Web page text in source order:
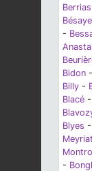
-
Bidon -
Billy -
Blacé -
Blyes -
-